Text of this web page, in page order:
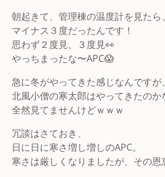
朝起きて、管理棟の温度計を見たら、
マイナス３度だったんです！
思わず２度見、３度見👀
やっちまったな〜APC😱
急に冬がやってきた感じなんですが、
北風小僧の寒太郎はやってきたのか
全然見てませんけどｗｗｗ
冗談はさておき、
日に日に寒さ増し増しのAPC。
寒さは厳しくなりましたが、その恩